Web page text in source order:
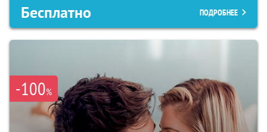
Бесплатно ПОДРОБНЕЕ
-100%